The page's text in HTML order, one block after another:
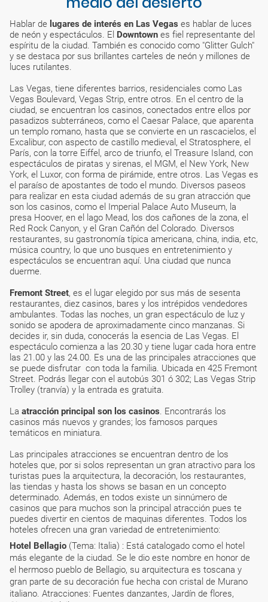
Hablar de lugares de interés en Las Vegas es hablar de luces
de neón y espectáculos. El Downtown es fiel representante del
espíritu de la ciudad. También es conocido como "Glitter Gulch"
y se destaca por sus brillantes carteles de neón y millones de
luces rutilantes.
Las Vegas, tiene diferentes barrios, residenciales como Las
Vegas Boulevard, Vegas Strip, entre otros. En el centro de la
ciudad, se encuentran los casinos, conectados entre ellos por
pasadizos subterráneos, como el Caesar Palace, que aparenta
un templo romano, hasta que se convierte en un rascacielos, el
Excalibur, con aspecto de castillo medieval, el Stratosphere, el
París, con la torre Eiffel, arco de triunfo, el Treasure Island, con
espectáculos de piratas y sirenas, el MGM, el New York, New
York, el Luxor, con forma de pirámide, entre otros. Las Vegas es
el paraíso de apostantes de todo el mundo. Diversos paseos
para realizar en esta ciudad además de su gran atracción que
son los casinos, como el Imperial Palace Auto Museum, la
presa Hoover, en el lago Mead, los dos cañones de la zona, el
Red Rock Canyon, y el Gran Cañón del Colorado. Diversos
restaurantes, su gastronomía típica americana, china, india, etc,
música country, lo que uno busques en entretenimiento y
espectáculos se encuentran aquí. Una ciudad que nunca
duerme.
Fremont Street, es el lugar elegido por sus más de sesenta
restaurantes, diez casinos, bares y los intrépidos vendedores
ambulantes. Todas las noches, un gran espectáculo de luz y
sonido se apodera de aproximadamente cinco manzanas. Si
decides ir, sin duda, conocerás la esencia de Las Vegas. El
espectáculo comienza a las 20.30 y tiene lugar cada hora entre
las 21.00 y las 24.00. Es una de las principales atracciones que
se puede disfrutar con toda la familia. Ubicada en 425 Fremont
Street. Podrás llegar con el autobús 301 ó 302; Las Vegas Strip
Trolley (tranvía) y la entrada es gratuita.
La atracción principal son los casinos. Encontrarás los
casinos más nuevos y grandes; los famosos parques
temáticos en miniatura.
Las principales atracciones se encuentran dentro de los
hoteles que, por si solos representan un gran atractivo para los
turistas pues la arquitectura, la decoración, los restaurantes,
las tiendas y hasta los shows se basan en un concepto
determinado. Además, en todos existe un sinnúmero de
casinos que para muchos son la principal atracción pues te
puedes divertir en cientos de maquinas diferentes. Todos los
hoteles ofrecen una gran variedad de entretenimiento:
Hotel Bellagio (Tema: Italia) : Está catalogado como el hotel
más elegante de la ciudad. Se le dio este nombre en honor de
el hermoso pueblo de Bellagio, su arquitectura es toscana y
gran parte de su decoración fue hecha con cristal de Murano
italiano. Atracciones: Fuentes danzantes, Jardín de flores,